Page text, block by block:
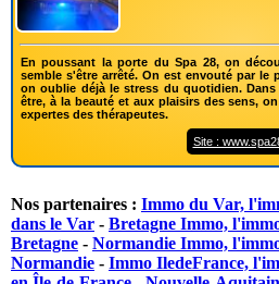
En poussant la porte du Spa 28, on
semble s'être arrêté. On est envouté par le
on oublie déjà le stress du quotidien.
être, à la beauté et aux plaisirs des sens,
expertes des thérapeutes.
Site :
Nos partenaires : Immo du Var,
dans le Var - Bretagne Immo,
Bretagne - Normandie Immo,
Normandie - Immo IledeFrance,